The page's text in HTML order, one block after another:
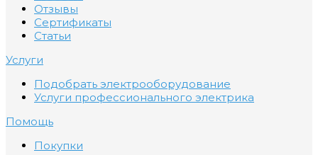
Отзывы
Сертификаты
Статьи
Услуги
Подобрать электрооборудование
Услуги профессионального электрика
Помощь
Покупки